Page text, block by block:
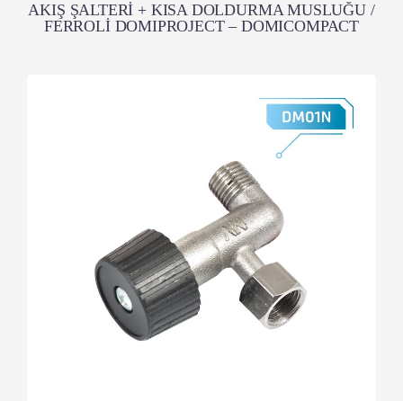
AKIŞ ŞALTERİ + KISA DOLDURMA MUSLUĞU /
FERROLİ DOMIPROJECT – DOMICOMPACT